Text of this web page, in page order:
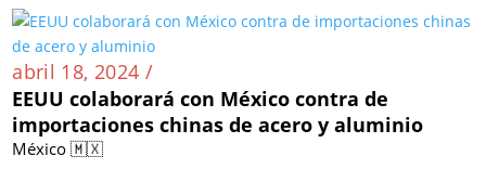
abril 18, 2024 /
EEUU colaborará con México contra de
importaciones chinas de acero y aluminio
México 🇲🇽